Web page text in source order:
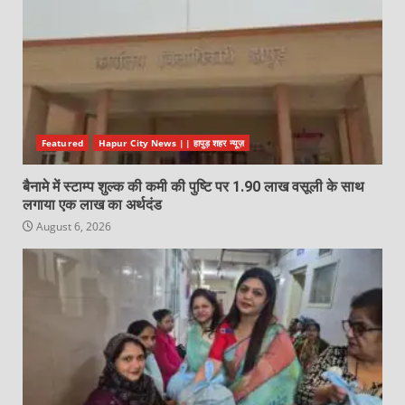
Featured Hapur City News || हापुड़ शहर न्यूज़
बैनामे में स्टाम्प शुल्क की कमी की पुष्टि पर 1.90 लाख वसूली के साथ
लगाया एक लाख का अर्थदंड
August 6, 2026